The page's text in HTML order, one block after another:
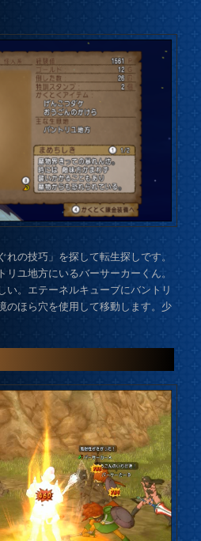
の技巧」を探して転生探しです。
ユ地方にいるバーサーカーくん。
い。エテーネルキューブにバントリ
のほら穴を使用して移動します。少